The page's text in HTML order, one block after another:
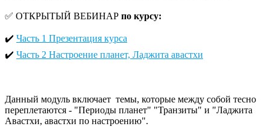
✅ ОТКРЫТЫЙ ВЕБИНАР по курсу:
✔️ Часть 1 Презентация курса
✔️ Часть 2 Настроение планет, Ладжита авастхи
Данный модуль включает темы, которые между собой тесно
переплетаются - "Периоды планет" "Транзиты" и "Ладжита
Авастхи, авастхи по настроению".